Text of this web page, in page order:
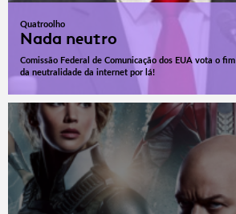
Quatroolho
Nada neutro
Comissão Federal de Comunicação dos EUA vota o fim
da neutralidade da internet por lá!